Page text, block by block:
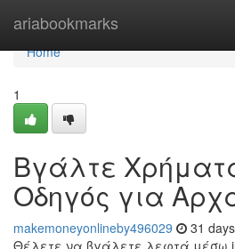
ariabookmarks
Home
Home
1
Βγάλτε
Οδηγός για
makemoneyonlineby496029 31
Θέλετε να βγάλετε λεφτά μέσω